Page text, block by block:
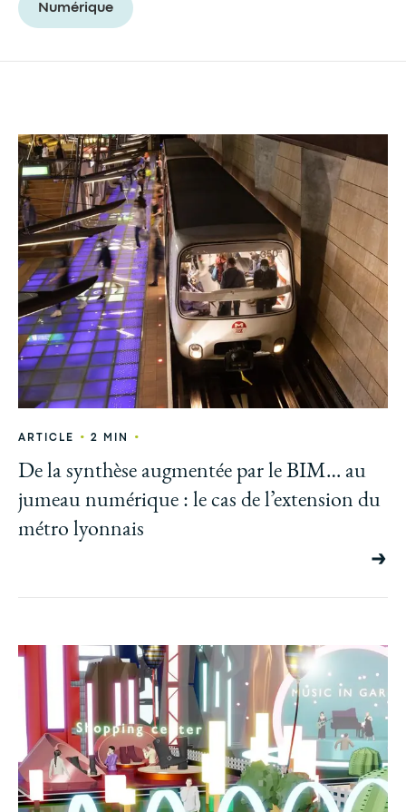
Numérique
ARTICLE • 2 MIN •
De la synthèse augmentée par le BIM… au
jumeau numérique : le cas de l’extension du
métro lyonnais